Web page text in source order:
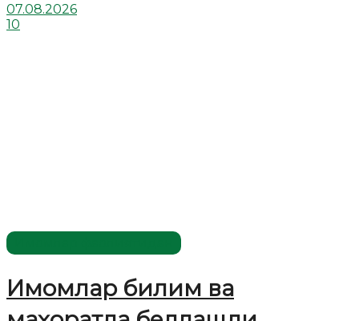
07.08.2026
10
Имомлар билим ва